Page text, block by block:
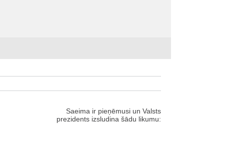
Saeima ir pieņēmusi un Valsts
prezidents izsludina šādu likumu: